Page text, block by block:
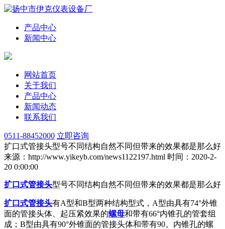
产品中心
新闻中心
网站首页
关于我们
产品中心
新闻动态
联系我们
0511-88452000 立即咨询
扩口式管接头型号不同结构自然不同但带来的效果都是那么好
来源：http://www.yikeyb.com/news1122197.html 时间：2020-2-
20 0:00:00
扩口式管接头型号不同结构自然不同但带来的效果都是那么好
扩口式管接头有A型和B型两种结构型式，A型由具有74°外锥
面的管接头体、起压紧效果的螺母和带有66°内锥孔的管套组
成；B型由具有90°外锥面的管接头体和带有90。内锥孔的螺